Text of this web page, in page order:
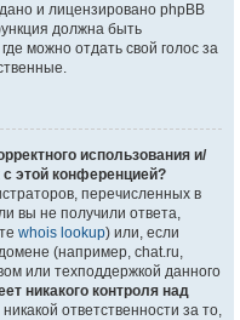
и лицензировано phpBB
должна быть
где можно отдать свой голос за
использования и/
этой конференцией?
перечисленных в
вы не получили ответа,
whois lookup) или, если
(например, chat.ru,
или техподдержкой данного
никакого контроля над
ответственности за то,